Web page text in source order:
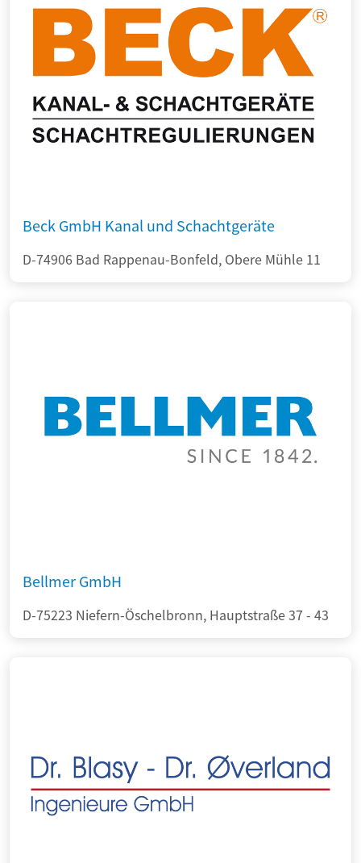
Beck GmbH Kanal und Schachtgeräte
D-74906 Bad Rappenau-Bonfeld, Obere Mühle 11
Bellmer GmbH
D-75223 Niefern-Öschelbronn, Hauptstraße 37 - 43